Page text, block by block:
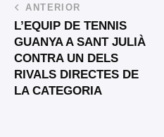
ANTERIOR
L’EQUIP DE TENNIS
GUANYA A SANT JULIÀ
CONTRA UN DELS
RIVALS DIRECTES DE
LA CATEGORIA